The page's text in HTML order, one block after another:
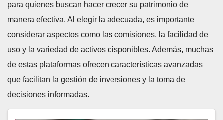
para quienes buscan hacer crecer su patrimonio de
manera efectiva. Al elegir la adecuada, es importante
considerar aspectos como las comisiones, la facilidad de
uso y la variedad de activos disponibles. Además, muchas
de estas plataformas ofrecen características avanzadas
que facilitan la gestión de inversiones y la toma de
decisiones informadas.